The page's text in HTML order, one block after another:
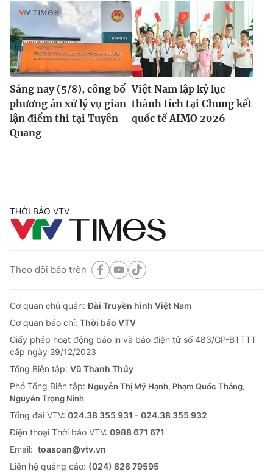
Sáng nay (5/8), công bố
phương án xử lý vụ gian
lận điểm thi tại Tuyên
Quang
Việt Nam lập kỷ lục
thành tích tại Chung kết
quốc tế AIMO 2026
THỜI BÁO VTV
Theo dõi báo trên
Cơ quan chủ quản:Đài Truyền hình Việt Nam
Cơ quan báo chí: Thời báo VTV
Giấy phép hoạt động báo in và báo điện tử số 483/GP-BTTTT
cấp ngày 29/12/2023
Tổng Biên tập: Vũ Thanh Thủy
Phó Tổng Biên tập: Nguyễn Thị Mỹ Hạnh, Phạm Quốc Thắng,
Nguyễn Trọng Ninh
Tổng đài VTV: 024.38 355 931 - 024.38 355 932
Ðiện thoại Thời báo VTV: 0988 671 671
Email: toasoan@vtv.vn
Liên hệ quảng cáo: (024) 626 79595